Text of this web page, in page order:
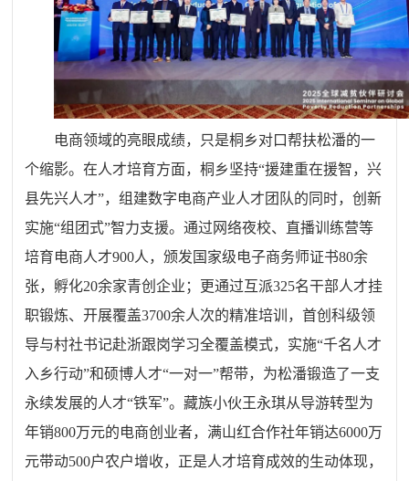
电商领域的亮眼成绩，只是桐乡对口帮扶松潘的一
个缩影。在人才培育方面，桐乡坚持“援建重在援智，兴
县先兴人才”，组建数字电商产业人才团队的同时，创新
实施“组团式”智力支援。通过网络夜校、直播训练营等
培育电商人才900人，颁发国家级电子商务师证书80余
张，孵化20余家青创企业；更通过互派325名干部人才挂
职锻炼、开展覆盖3700余人次的精准培训，首创科级领
导与村社书记赴浙跟岗学习全覆盖模式，实施“千名人才
入乡行动”和硕博人才“一对一”帮带，为松潘锻造了一支
永续发展的人才“铁军”。藏族小伙王永琪从导游转型为
年销800万元的电商创业者，满山红合作社年销达6000万
元带动500户农户增收，正是人才培育成效的生动体现，